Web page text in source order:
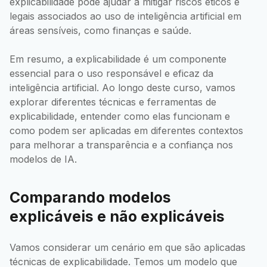
legais associados ao uso de inteligência artificial em
áreas sensíveis, como finanças e saúde.
Em resumo, a explicabilidade é um componente
essencial para o uso responsável e eficaz da
inteligência artificial. Ao longo deste curso, vamos
explorar diferentes técnicas e ferramentas de
explicabilidade, entender como elas funcionam e
como podem ser aplicadas em diferentes contextos
para melhorar a transparência e a confiança nos
modelos de IA.
Comparando modelos
explicáveis e não explicáveis
Vamos considerar um cenário em que são aplicadas
técnicas de explicabilidade. Temos um modelo que